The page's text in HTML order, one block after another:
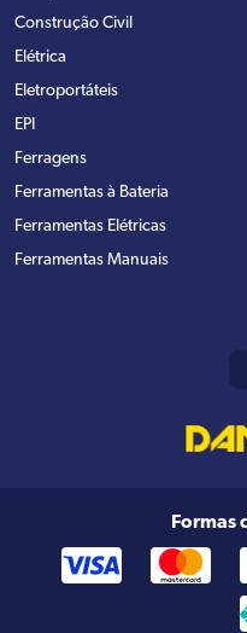
Construção Civil
Elétrica
Eletroportáteis
EPI
Ferragens
Ferramentas à Bateria
Ferramentas Elétricas
Ferramentas Manuais
Formas